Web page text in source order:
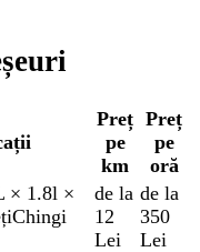
Preț
pe
km
Preț
pe
oră
× 1.8l ×
Chingi
de la
12
Lei
de la
350
Lei